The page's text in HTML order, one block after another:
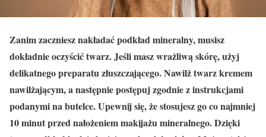
Zanim zaczniesz nakładać podkład mineralny, musisz
dokładnie oczyścić twarz. Jeśli masz wrażliwą skórę, użyj
delikatnego preparatu złuszczającego. Nawilż twarz kremem
nawilżającym, a następnie postępuj zgodnie z instrukcjami
podanymi na butelce. Upewnij się, że stosujesz go co najmniej
10 minut przed nałożeniem makijażu mineralnego. Dzięki